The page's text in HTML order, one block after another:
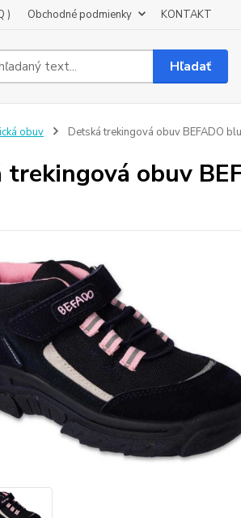
) Obchodné podmienky KONTAKT
Hľadať
obuv Detská trekingová obuv BEFADO
trekingová obuv